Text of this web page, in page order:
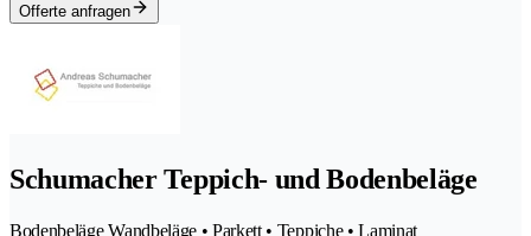
Offerte anfragen
Schumacher Teppich- und Bodenbeläge
Bodenbeläge Wandbeläge • Parkett • Teppiche • Laminat